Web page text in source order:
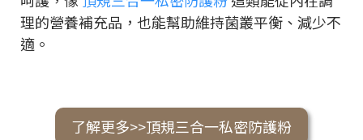
理的營養補充品，也能幫助維持菌叢平衡、減少不
適。
了解更多>>頂規三合一私密防護粉